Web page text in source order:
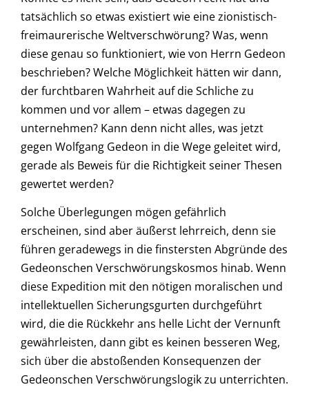
tatsächlich so etwas existiert wie eine zionistisch-
freimaurerische Weltverschwörung? Was, wenn
diese genau so funktioniert, wie von Herrn Gedeon
beschrieben? Welche Möglichkeit hätten wir dann,
der furchtbaren Wahrheit auf die Schliche zu
kommen und vor allem – etwas dagegen zu
unternehmen? Kann denn nicht alles, was jetzt
gegen Wolfgang Gedeon in die Wege geleitet wird,
gerade als Beweis für die Richtigkeit seiner Thesen
gewertet werden?
Solche Überlegungen mögen gefährlich
erscheinen, sind aber äußerst lehrreich, denn sie
führen geradewegs in die finstersten Abgründe des
Gedeonschen Verschwörungskosmos hinab. Wenn
diese Expedition mit den nötigen moralischen und
intellektuellen Sicherungsgurten durchgeführt
wird, die die Rückkehr ans helle Licht der Vernunft
gewährleisten, dann gibt es keinen besseren Weg,
sich über die abstoßenden Konsequenzen der
Gedeonschen Verschwörungslogik zu unterrichten.